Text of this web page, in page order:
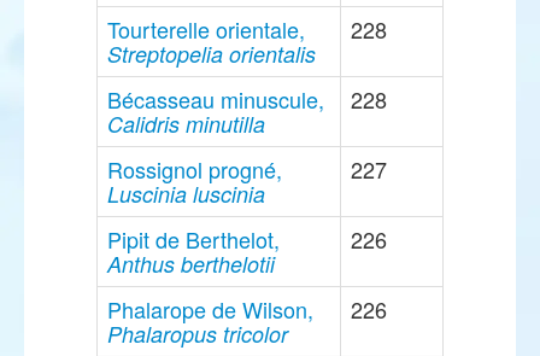
Tourterelle orientale,
Streptopelia orientalis
228
Bécasseau minuscule,
Calidris minutilla
228
Rossignol progné,
Luscinia luscinia
227
Pipit de Berthelot,
Anthus berthelotii
226
Phalarope de Wilson,
Phalaropus tricolor
226